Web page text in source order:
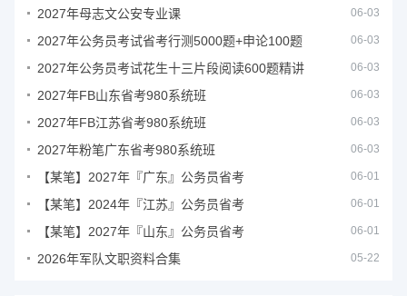
2027年母志文公安专业课 06-03
2027年公务员考试省考行测5000题+申论100题 06-03
2027年公务员考试花生十三片段阅读600题精讲 06-03
2027年FB山东省考980系统班 06-03
2027年FB江苏省考980系统班 06-03
2027年粉笔广东省考980系统班 06-03
【某笔】2027年『广东』公务员省考 06-01
【某笔】2024年『江苏』公务员省考 06-01
【某笔】2027年『山东』公务员省考 06-01
2026年军队文职资料合集 05-22